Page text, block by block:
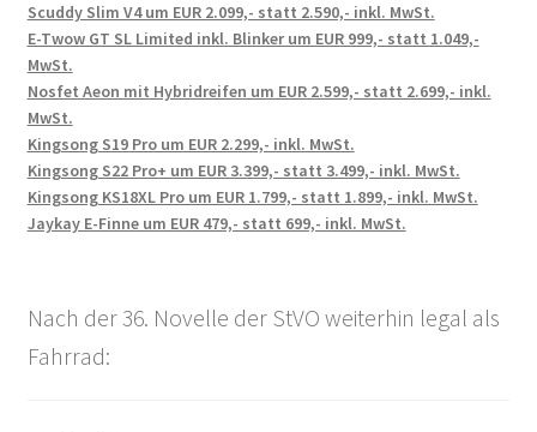
Scuddy Slim V4 um EUR 2.099,- statt 2.590,- inkl. MwSt.
E-Twow GT SL Limited inkl. Blinker um EUR 999,- statt 1.049,-
MwSt.
Nosfet Aeon mit Hybridreifen um EUR 2.599,- statt 2.699,- inkl.
MwSt.
Kingsong S19 Pro um EUR 2.299,- inkl. MwSt.
Kingsong S22 Pro+ um EUR 3.399,- statt 3.499,- inkl. MwSt.
Kingsong KS18XL Pro um EUR 1.799,- statt 1.899,- inkl. MwSt.
Jaykay E-Finne um EUR 479,- statt 699,- inkl. MwSt.
Nach der 36. Novelle der StVO weiterhin legal als
Fahrrad: